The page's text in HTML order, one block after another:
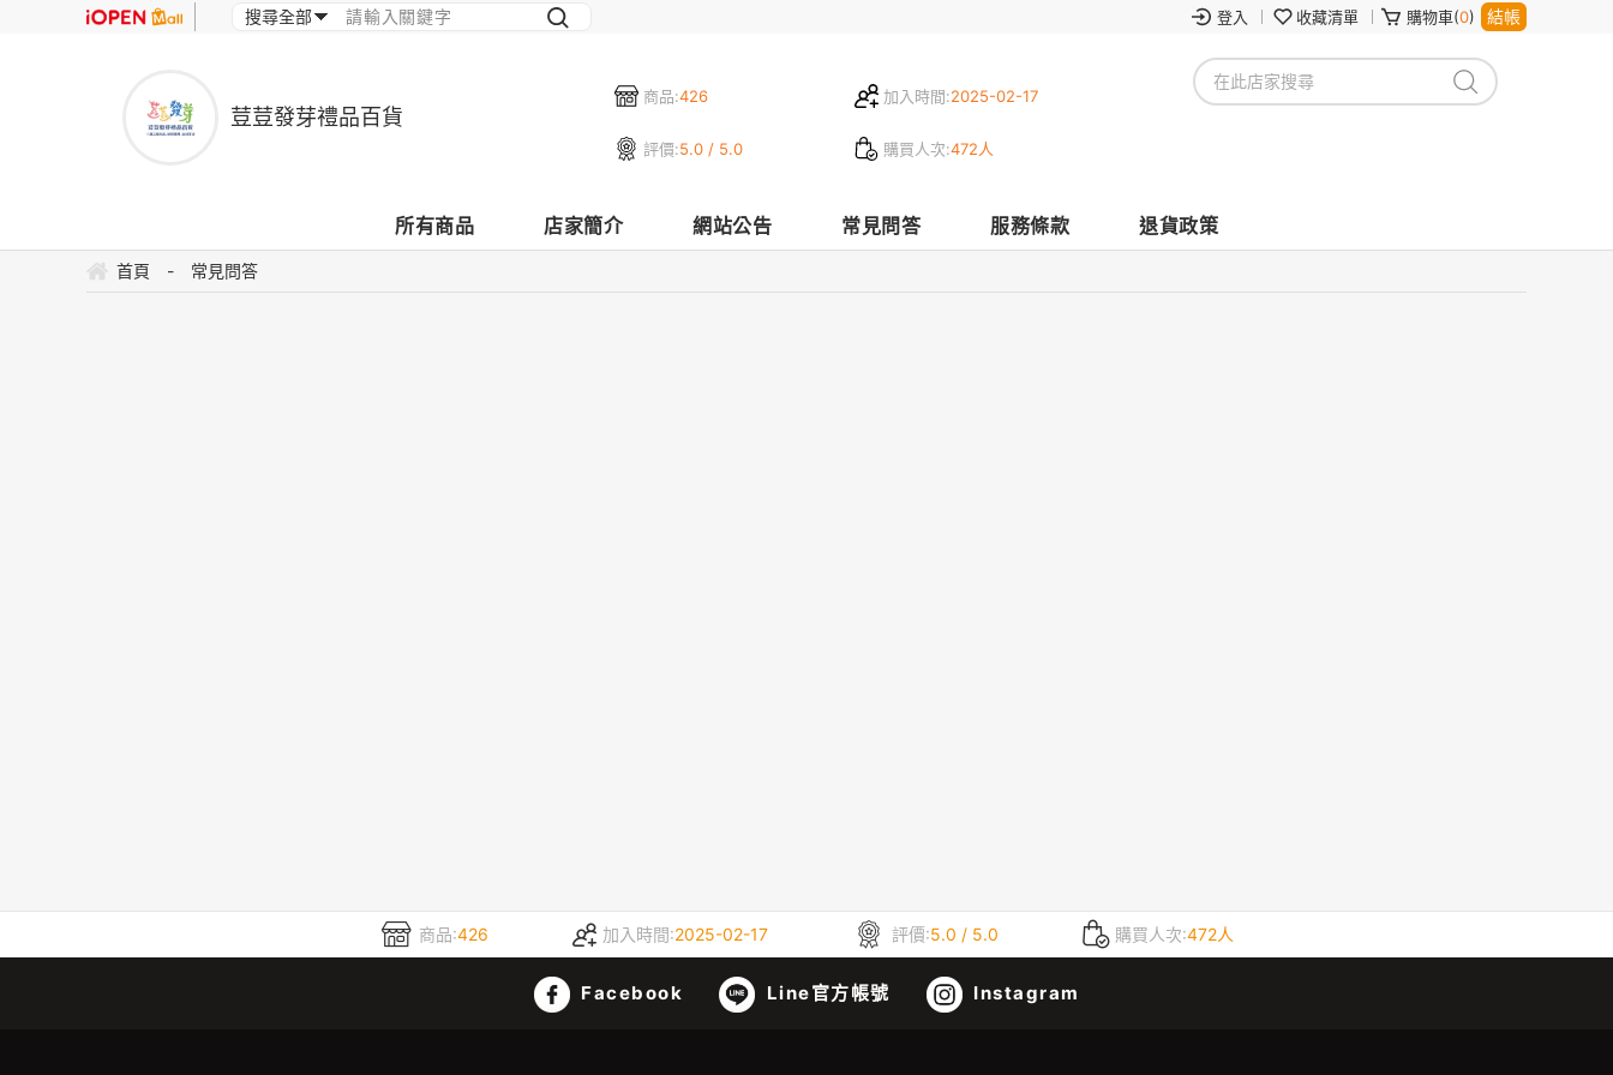
登入 收藏清單 購物車(0) 結帳
商品:426 加入時間:2025-02-17
評價:5.0 / 5.0 購買人次:472人
荳荳發芽禮品百貨
所有商品 店家簡介 網站公告 常見問答 服務條款 退貨政策
首頁 - 常見問答
商品:426 加入時間:2025-02-17 評價:5.0 / 5.0 購買人次:472人
Facebook Line官方帳號 Instagram